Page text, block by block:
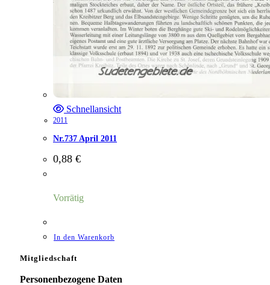
Schnellansicht
2011
Nr.737 April 2011
0,88 €
Vorrätig
In den Warenkorb
Mitgliedschaft
Personenbezogene Daten